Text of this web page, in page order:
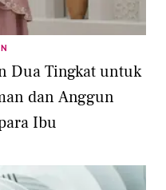
Dua Tingkat untuk
dan Anggun
Ibu